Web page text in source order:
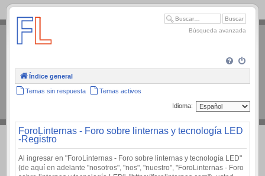
.
Búsqueda avanzada
Índice general
Temas sin respuesta Temas activos
Idioma:
ForoLinternas - Foro sobre linternas y tecnología LED
-Registro
Al ingresar en "ForoLinternas - Foro sobre linternas y tecnología LED"
(de aquí en adelante "nosotros", "nos", "nuestro", "ForoLinternas - Foro